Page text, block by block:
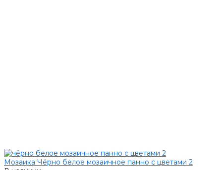
Мозаика Чёрно белое мозаичное панно с цветами 2